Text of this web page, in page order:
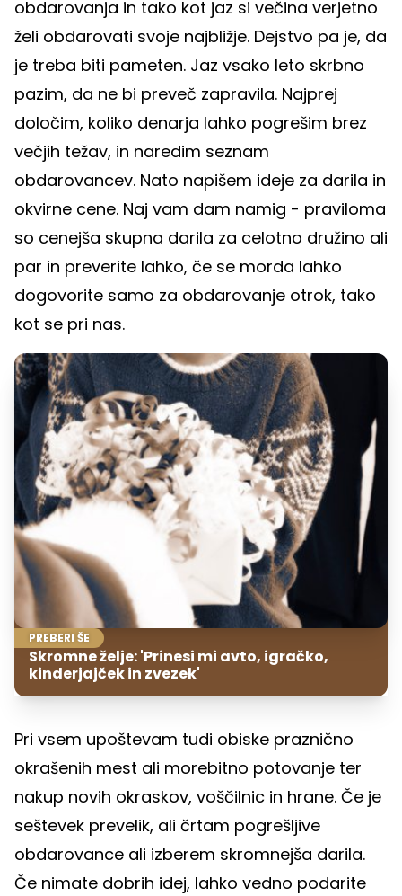
obdarovanja in tako kot jaz si večina verjetno
želi obdarovati svoje najbližje. Dejstvo pa je, da
je treba biti pameten. Jaz vsako leto skrbno
pazim, da ne bi preveč zapravila. Najprej
določim, koliko denarja lahko pogrešim brez
večjih težav, in naredim seznam
obdarovancev. Nato napišem ideje za darila in
okvirne cene. Naj vam dam namig - praviloma
so cenejša skupna darila za celotno družino ali
par in preverite lahko, če se morda lahko
dogovorite samo za obdarovanje otrok, tako
kot se pri nas.
PREBERI ŠE
Skromne želje: 'Prinesi mi avto, igračko,
kinderjajček in zvezek'
Pri vsem upoštevam tudi obiske praznično
okrašenih mest ali morebitno potovanje ter
nakup novih okraskov, voščilnic in hrane. Če je
seštevek prevelik, ali črtam pogrešljive
obdarovance ali izberem skromnejša darila.
Če nimate dobrih idej, lahko vedno podarite